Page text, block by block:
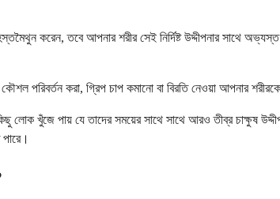
হস্তমৈথুন করেন, তবে আপনার শরীর সেই নির্দিষ্ট উদ্দীপনার
পরিবর্তন করা, গ্রিপ চাপ কমানো বা বিরতি নেওয়া আপনার
খুঁজে পায় যে তাদের সময়ের সাথে সাথে আরও তীব্র চাক্ষুষ